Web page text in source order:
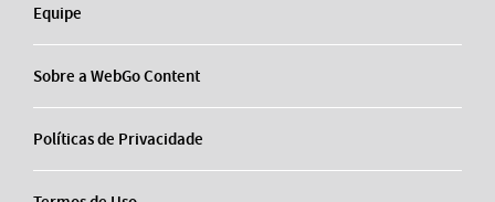
Equipe
Sobre a WebGo Content
Políticas de Privacidade